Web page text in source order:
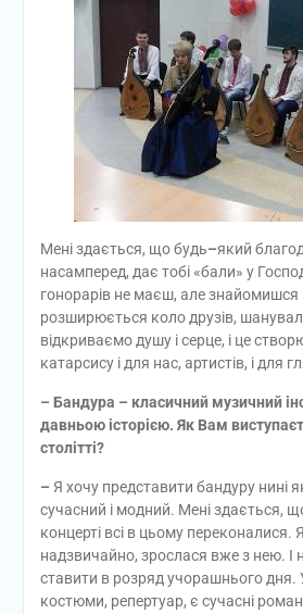
Мені здається, що будь–який
насамперед, дає тобі «бали» у
гонорарів не маєш, але
розширюється коло друзів,
відкриваємо душу і серце, і це
катарсису і для нас, артистів, і для
– Бандура – класичний музичний
давньою історією. Як Вам
столітті?
– Я хочу представити бандуру нині
сучасний і модний. Мені здається,
концерті всі в цьому
надзвичайно, зрослася вже з нею. І
ставити в розряд учорашнього дня.
костюми, репертуар, є сучасні